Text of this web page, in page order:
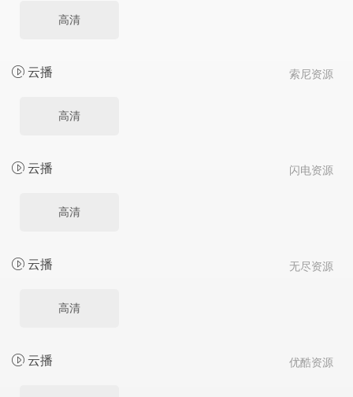
高清
索尼资源
云播
高清
闪电资源
云播
高清
无尽资源
云播
高清
优酷资源
云播